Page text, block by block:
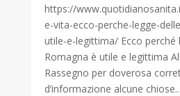
https://
e-vita-ecco-perche-legge-
utile-e-legittima/ Ecco perché
Romagna è utile e legittima
Rassegno per doverosa
d’informazione alcune chiose...